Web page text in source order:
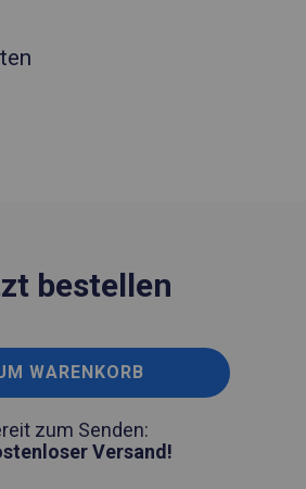
bestellen
WARENKORB
zum Senden:
Versand!